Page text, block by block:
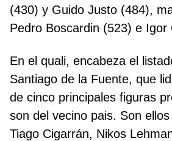
(430) y Guido Justo (484),
Pedro Boscardin (523) e Igor
En el quali, encabeza el
Santiago de la Fuente, que
de cinco principales figuras
son del vecino pais. Son
Tiago Cigarrán, Nikos